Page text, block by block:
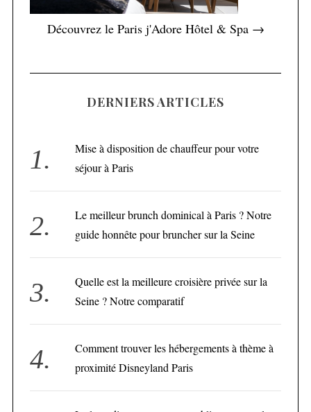
Découvrez le Paris j'Adore Hôtel & Spa →
DERNIERS ARTICLES
Mise à disposition de chauffeur pour votre
séjour à Paris
Le meilleur brunch dominical à Paris ? Notre
guide honnête pour bruncher sur la Seine
Quelle est la meilleure croisière privée sur la
Seine ? Notre comparatif
Comment trouver les hébergements à thème à
proximité Disneyland Paris